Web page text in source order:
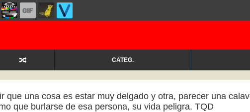
CATEG.
una cosa es estar muy delgado y otra, parecer una
que burlarse de esa persona, su vida peligra. TQD